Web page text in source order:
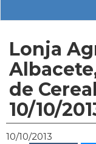
Lonja
de
10/10/
10/10/2013